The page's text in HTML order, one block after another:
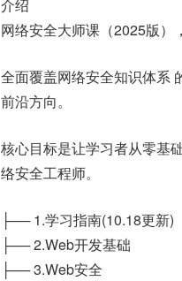
介绍
网络安全大师课（2025版）
全面覆盖网络安全知识体系
前沿方向。
核心目标是让学习者从零基
络安全工程师。
├── 1.学习指南(10.18更新)
├── 2.Web开发基础
├── 3.Web安全